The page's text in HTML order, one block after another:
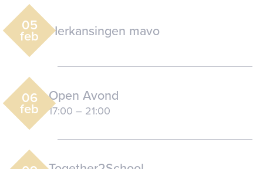
05
feb Herkansingen mavo
06
feb
Open Avond
17:00 – 21:00